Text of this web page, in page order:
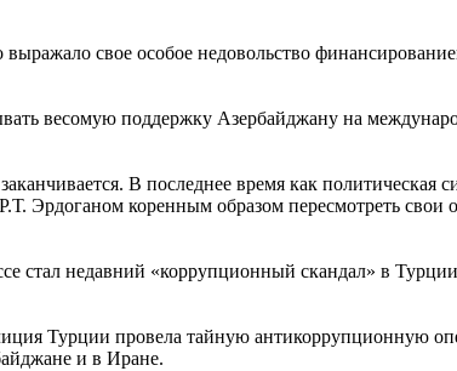
выражало свое особое недовольство
весомую поддержку Азербайджану на
В последнее время как
Эрдоганом коренным образом пересмотреть
стал недавний «коррупционный скандал» в
Турции провела тайную антикоррупционную
и в Иране.